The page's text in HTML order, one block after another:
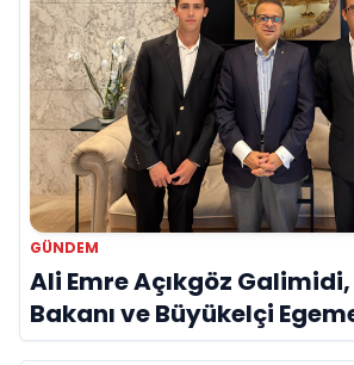
GÜNDEM
Ali Emre Açıkgöz Galimidi,
Bakanı ve Büyükelçi
Bir Araya Geldi